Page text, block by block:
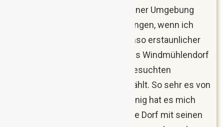
Mit Zaanse Schans kann in meiner Umgebung
irgendwie niemand etwas anfangen, wenn ich
diesen Ort erwähne. Das ist umso erstaunlicher
wenn man bedenkt, dass dieses Windmühlendorf
vor Amsterdam zu den meistbesuchten
Attraktionen der Niederlande zählt. So sehr es von
Touristen überlaufen ist, so wenig hat es mich
emotional berührt. Das gesamte Dorf mit seinen